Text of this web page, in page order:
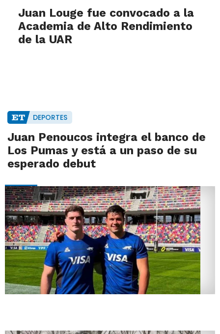
Juan Louge fue convocado a la
Academia de Alto Rendimiento
de la UAR
DEPORTES
Juan Penoucos integra el banco de
Los Pumas y está a un paso de su
esperado debut